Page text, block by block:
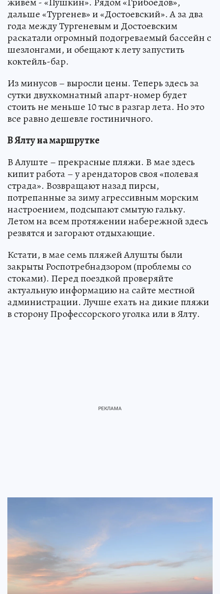
дальше «Тургенев» и «Достоевский». А за два
года между Тургеневым и Достоевским
раскатали огромный подогреваемый бассейн с
шезлонгами, и обещают к лету запустить
коктейль-бар.
Из минусов – выросли цены. Теперь здесь за
сутки двухкомнатный апарт-номер будет
стоить не меньше 10 тыс в разгар лета. Но это
все равно дешевле гостиничного.
В Ялту на маршрутке
В Алуште – прекрасные пляжи. В мае здесь
кипит работа – у арендаторов своя «полевая
страда». Возвращают назад пирсы,
потрепанные за зиму агрессивным морским
настроением, подсыпают смытую гальку.
Летом на всем протяжении набережной здесь
резвятся и загорают отдыхающие.
Кстати, в мае семь пляжей Алушты были
закрыты Роспотребнадзором (проблемы со
стоками). Перед поездкой проверяйте
актуальную информацию на сайте местной
администрации. Лучше ехать на дикие пляжи
в сторону Профессорского уголка или в Ялту.